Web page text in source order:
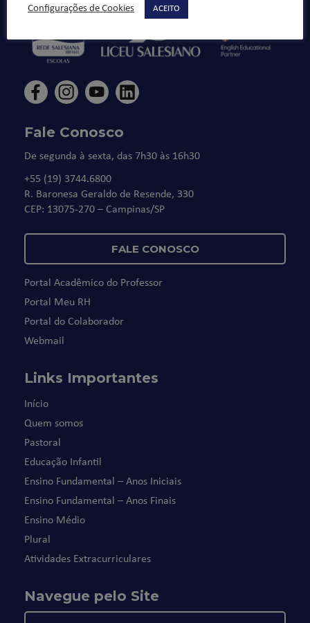
Fale Conosco
De segunda à sexta, das 7h30 às 16h30
+55 (19) 3744.6800
R. Baronesa Geraldo de Resende, 330
CEP: 13075-270 – Campinas/SP
FALE CONOSCO
Portal Acadêmico do Professor
Portal Meu RH
Portal do Colaborador
Webmail
Links Importantes
Início
Quem somos
Pastoral
Educação Infantil
Ensino Fundamental – Anos Iniciais
Ensino Fundamental – Anos Finais
Ensino Médio
Plural
Atividades Extracurriculares
Navegue pelo Site
Configurações de Cookies
ACEITO